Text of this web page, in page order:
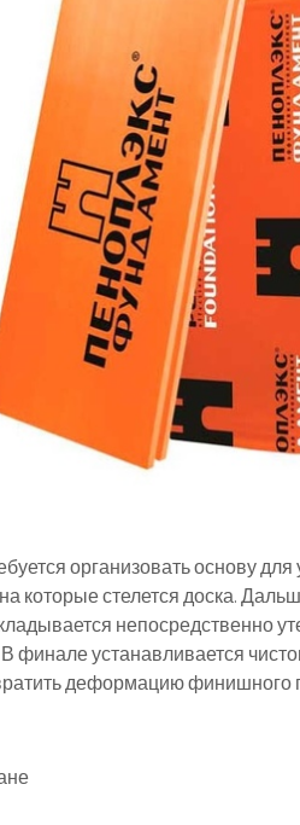
организовать основу
которые стелется доска.
непосредственно
финале устанавливается
деформацию